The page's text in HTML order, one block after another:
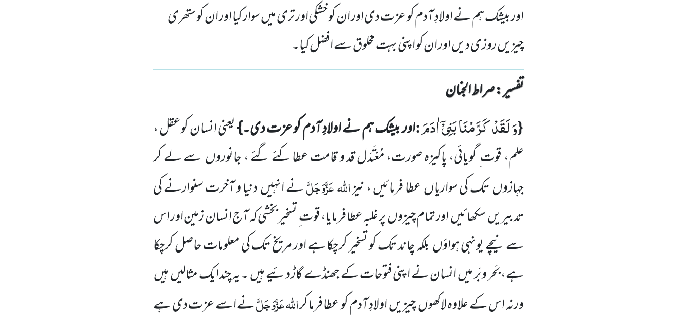
اور بیشک ہم نے اولادِ آدم کو عزت دی اور ان کو خشکی اور تری میں سوار کیا اور ان کو ستھری
چیزیں روزی دیں اور ان کو اپنی بہت مخلوق سے افضل کیا۔
تفسیر : ‎صراط الجنان
{وَ لَقَدْ كَرَّمْنَا بَنِیْۤ اٰدَمَ:اور بیشک ہم نے اولادِ آدم کو عزت دی۔}یعنی انسان کوعقل ،
علم، قوت ِ گویائی، پاکیزہ صورت،مُعْتَدَل قد و قامت عطا کئے گئے ، جانوروںسے لے کر
جہازوںتک کی سواریاںعطا فرمائیں ، نیزاللّٰہعَزَّوَجَلَّنے انہیںدنیا و آخرت سنوارنے کی
تدبیریںسکھائیںاور تمام چیزوںپر غلبہ عطا فرمایا، قوت ِ تسخیر بخشی کہ آج انسان زمین اور اس
سے نیچے یونہی ہواؤںبلکہ چاند تک کو تسخیر کرچکا ہے اور مریخ تک کی معلومات حاصل کرچکا
ہے، بَحر و بَر میںانسان نے اپنی فتوحات کے جھنڈے گاڑ دئیے ہیں۔ یہ چند ایک مثالیںہیں
ورنہ اس کے علاوہ لاکھوںچیزیںاولادِ آدم کو عطا فرما کراللّٰہعَزَّوَجَلَّنے اسے عزت دی ہے